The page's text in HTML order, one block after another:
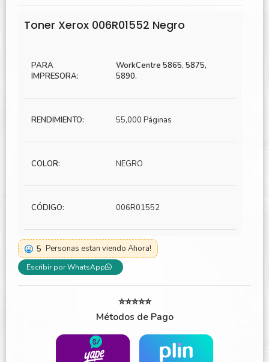
S/1,000.00.
Toner Xerox 006R01552 Negro
PARA
IMPRESORA:
WorkCentre 5865, 5875,
5890.
RENDIMIENTO: 55,000 Páginas
COLOR: NEGRO
CÓDIGO: 006R01552
5 Personas estan viendo Ahora!
Escribir por WhatsApp
⭐⭐⭐⭐⭐
Métodos de Pago